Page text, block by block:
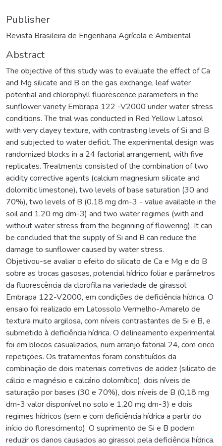
Publisher
Revista Brasileira de Engenharia Agrícola e Ambiental
Abstract
The objective of this study was to evaluate the effect of Ca
and Mg silicate and B on the gas exchange, leaf water
potential and chlorophyll fluorescence parameters in the
sunflower variety Embrapa 122 -V2000 under water stress
conditions. The trial was conducted in Red Yellow Latosol
with very clayey texture, with contrasting levels of Si and B
and subjected to water deficit. The experimental design was
randomized blocks in a 24 factorial arrangement, with five
replicates. Treatments consisted of the combination of two
acidity corrective agents (calcium magnesium silicate and
dolomitic limestone), two levels of base saturation (30 and
70%), two levels of B (0.18 mg dm-3 - value available in the
soil and 1.20 mg dm-3) and two water regimes (with and
without water stress from the beginning of flowering). It can
be concluded that the supply of Si and B can reduce the
damage to sunflower caused by water stress.
Objetivou-se avaliar o efeito do silicato de Ca e Mg e do B
sobre as trocas gasosas, potencial hídrico foliar e parâmetros
da fluorescência da clorofila na variedade de girassol
Embrapa 122-V2000, em condições de deficiência hídrica. O
ensaio foi realizado em Latossolo Vermelho-Amarelo de
textura muito argilosa, com níveis contrastantes de Si e B, e
submetido à deficiência hídrica. O delineamento experimental
foi em blocos casualizados, num arranjo fatorial 24, com cinco
repetições. Os tratamentos foram constituídos da
combinação de dois materiais corretivos de acidez (silicato de
cálcio e magnésio e calcário dolomítico), dois níveis de
saturação por bases (30 e 70%), dois níveis de B (0,18 mg
dm-3 valor disponível no solo e 1,20 mg dm-3) e dois
regimes hídricos (sem e com deficiência hídrica a partir do
início do florescimento). O suprimento de Si e B podem
reduzir os danos causados ao girassol pela deficiência hídrica.